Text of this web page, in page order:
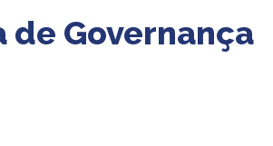
de Governança